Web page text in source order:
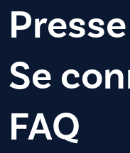
Presse
Se
FAQ